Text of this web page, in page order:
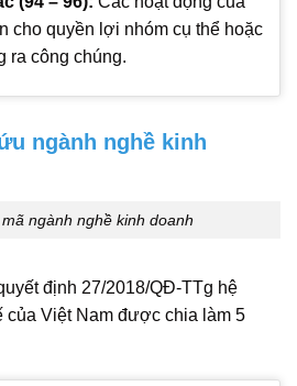
cho quyền lợi nhóm cụ thể hoặc
ra công chúng.
ngành nghề kinh
ngành nghề kinh doanh
định 27/2018/QĐ-TTg hệ
của Việt Nam được chia làm 5